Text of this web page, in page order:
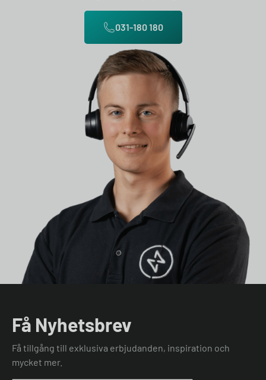
031-180 180
Få Nyhetsbrev
Få tillgång till exklusiva erbjudanden, inspiration och
mycket mer.